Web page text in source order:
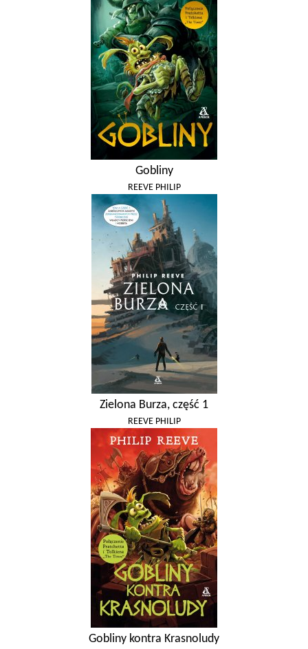
Gobliny
REEVE PHILIP
Zielona Burza, część 1
REEVE PHILIP
Gobliny kontra Krasnoludy